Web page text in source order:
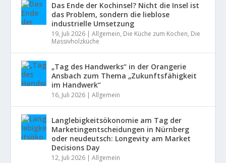
Das Ende der Kochinsel? Nicht die Insel ist
das Problem, sondern die lieblose
industrielle Umsetzung
19, Juli 2026 |Allgemein, Die Küche zum Kochen, Die
Massivholzküche
„Tag des Handwerks“ in der Orangerie
Ansbach zum Thema „Zukunftsfähigkeit
im Handwerk“
16, Juli 2026 |Allgemein
Langlebigkeitsökonomie am Tag der
Marketingentscheidungen in Nürnberg
oder neudeutsch: Longevity am Market
Decisions Day
12, Juli 2026 |Allgemein